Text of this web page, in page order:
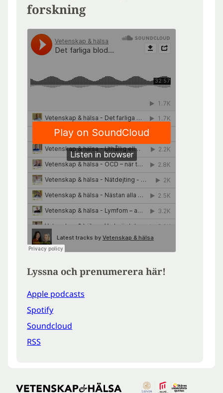
forskning
Lyssna och prenumerera här!
Apple podcasts
Spotify
Soundcloud
RSS